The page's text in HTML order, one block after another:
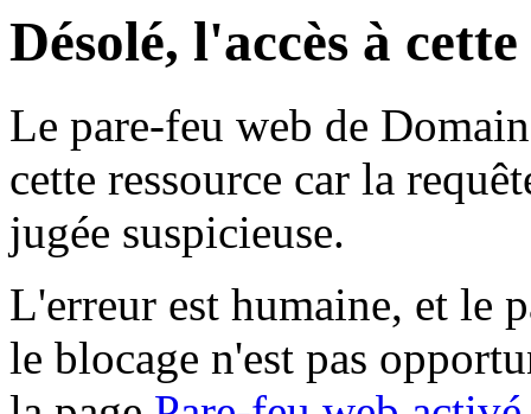
Désolé, l'accès à
Le pare-feu web de
cette ressource car la
jugée suspicieuse.
L'erreur est humaine, et le
le blocage n'est pas